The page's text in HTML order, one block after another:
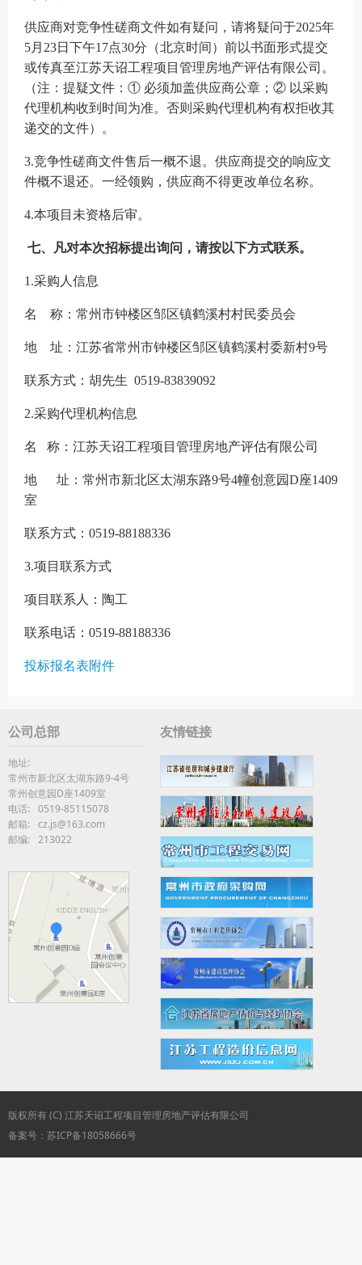
供应商对竞争性磋商文件如有疑问，请将疑问于2025年
5月 23日 下午1 7点30分（北京时间）前以书面形式提交
或传真至江苏天诏工程项目管理房地产评估有限公司 。
（注：提疑文件： ① 必须加盖供应商公章；② 以采购
代理机构收到时间为准。否则采购代理机构有权拒收其
递交的文件）。
3.竞争性磋商文件售后一概不退。 供应商提交的响应文
件概不退还。一经领购， 供应商不得更改单位名称。
4.本项目未资格后审。
七、凡对本次招标提出询问，请按以下方式联系。
1.采购人信息
名 称： 常州市钟楼区邹区镇鹤溪村村民委员会
地 址：江苏省常州市钟楼区邹区镇鹤溪村委新村9号
联系方式： 胡先生 0519-83839092
2.采购代理机构信息
名 称：江苏天诏工程项目管理房地产评估有限公司
地 址： 常州市新北区太湖东路9号4幢创意园D座1409
室
联系方式： 0519-88188336
3.项目联系方式
项目联系人： 陶工
联系电话： 0519-88188336
投标报名表附件
公司总部
地址:
常州市新北区太湖东路9-4号
常州创意园D座1409室
电话:
0519-85115078
邮箱:
cz.js@163.com
邮编:
213022
友情链接
版权所有 (C) 江苏天诏工程项目管理房地产评估有限公司
备案号：苏ICP备18058666号